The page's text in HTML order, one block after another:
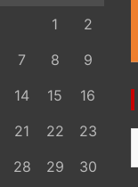
1
2
7 8
9
14 15
16
21 22
23
28 29
30